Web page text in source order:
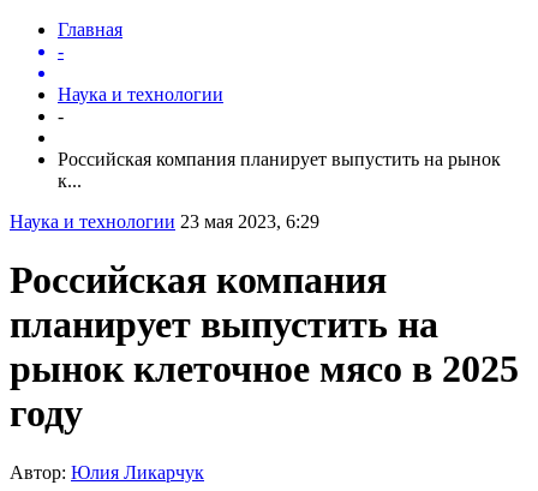
Главная
-
Наука и технологии
-
Российская компания планирует выпустить на рынок
к...
Наука и технологии 23 мая 2023, 6:29
Российская компания
планирует выпустить на
рынок клеточное мясо в 2025
году
Автор: Юлия Ликарчук